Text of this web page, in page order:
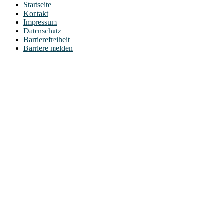
Startseite
Kontakt
Impressum
Datenschutz
Barrierefreiheit
Barriere melden